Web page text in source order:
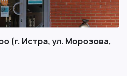
(г. Истра, ул. Морозова,